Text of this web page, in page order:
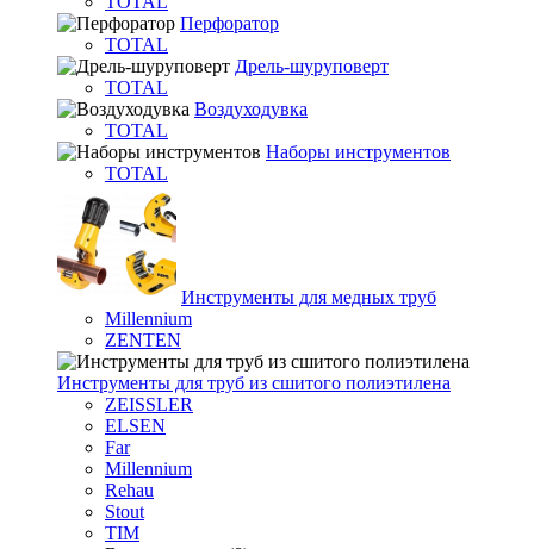
Перфоратор
TOTAL
Дрель-шуруповерт
TOTAL
Воздуходувка
TOTAL
Наборы инструментов
TOTAL
Инструменты для медных труб
Millennium
ZENTEN
Инструменты для труб из сшитого полиэтилена
ZEISSLER
ELSEN
Far
Millennium
Rehau
Stout
TIM